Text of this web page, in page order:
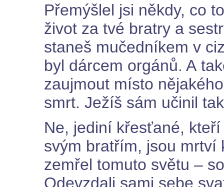
Přemýšlel jsi někdy, co
život za tvé bratry a
staneš mučedníkem v
byl dárcem orgánů. A
zaujmout místo
smrt. Ježíš sám učinil
Ne, jediní křesťané,
svým bratřím, jsou mrtví
zemřel tomuto světu –
Odevzdali sami sebe